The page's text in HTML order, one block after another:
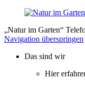
„Natur im Garten“
Navigation überspringen
Das sind wir
Hier